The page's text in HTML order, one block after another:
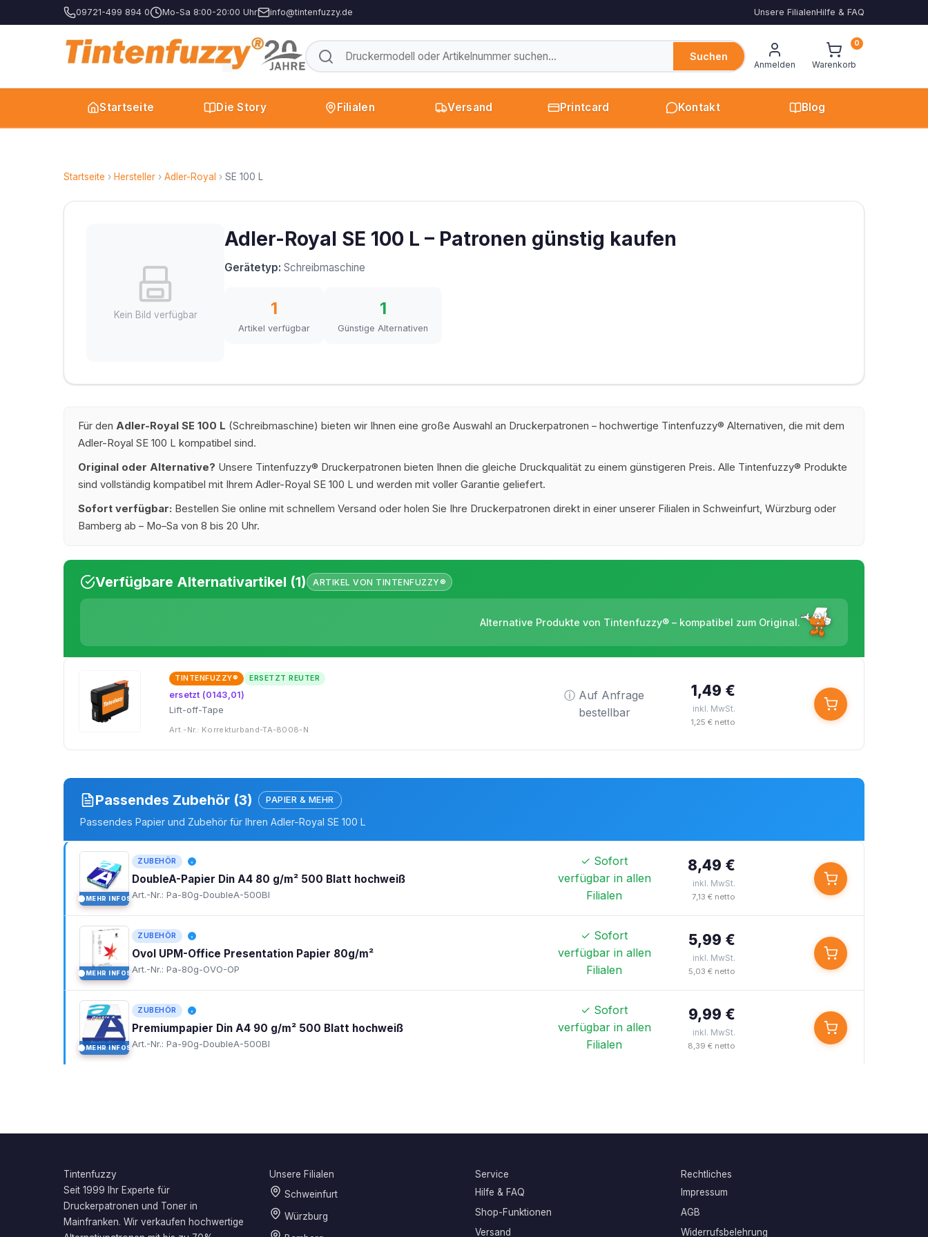
09721-499 894 0 Mo-Sa 8:00-20:00 Uhr info@tintenfuzzy.de Unsere FilialenHilfe & FAQ
Suchen
Anmelden Warenkorb
0
Startseite Die Story Filialen Versand Printcard Kontakt Blog
Startseite › Hersteller › Adler-Royal › SE 100 L
Kein Bild verfügbar
Adler-Royal SE 100 L – Patronen günstig kaufen
Gerätetyp: Schreibmaschine
1
Artikel verfügbar
1
Günstige Alternativen
Für den Adler-Royal SE 100 L (Schreibmaschine) bieten wir Ihnen eine große Auswahl an Druckerpatronen – hochwertige Tintenfuzzy® Alternativen, die mit dem
Adler-Royal SE 100 L kompatibel sind.
Original oder Alternative? Unsere Tintenfuzzy® Druckerpatronen bieten Ihnen die gleiche Druckqualität zu einem günstigeren Preis. Alle Tintenfuzzy® Produkte
sind vollständig kompatibel mit Ihrem Adler-Royal SE 100 L und werden mit voller Garantie geliefert.
Sofort verfügbar: Bestellen Sie online mit schnellem Versand oder holen Sie Ihre Druckerpatronen direkt in einer unserer Filialen in Schweinfurt, Würzburg oder
Bamberg ab – Mo–Sa von 8 bis 20 Uhr.
Verfügbare Alternativartikel (1) ARTIKEL VON TINTENFUZZY®
Alternative Produkte von Tintenfuzzy® – kompatibel zum Original.
TINTENFUZZY® ERSETZT REUTER
ersetzt (0143,01)
Lift-off-Tape
Art.-Nr.: Korrekturband-TA-8008-N
ⓘ Auf Anfrage
bestellbar
1,49 €
inkl. MwSt.
1,25 € netto
Passendes Zubehör (3) PAPIER & MEHR
Passendes Papier und Zubehör für Ihren Adler-Royal SE 100 L
MEHR INFOS
ZUBEHÖR
DoubleA-Papier Din A4 80 g/m² 500 Blatt hochweiß
Art.-Nr.: Pa-80g-DoubleA-500Bl
✓ Sofort
verfügbar in allen
Filialen
8,49 €
inkl. MwSt.
7,13 € netto
MEHR INFOS
ZUBEHÖR
Ovol UPM-Office Presentation Papier 80g/m²
Art.-Nr.: Pa-80g-OVO-OP
✓ Sofort
verfügbar in allen
Filialen
5,99 €
inkl. MwSt.
5,03 € netto
MEHR INFOS
ZUBEHÖR
Premiumpapier Din A4 90 g/m² 500 Blatt hochweiß
Art.-Nr.: Pa-90g-DoubleA-500Bl
✓ Sofort
verfügbar in allen
Filialen
9,99 €
inkl. MwSt.
8,39 € netto
Tintenfuzzy
Seit 1999 Ihr Experte für
Druckerpatronen und Toner in
Mainfranken. Wir verkaufen hochwertige
Unsere Filialen
Schweinfurt
Würzburg
Service
Hilfe & FAQ
Shop-Funktionen
Versand
Rechtliches
Impressum
AGB
Widerrufsbelehrung